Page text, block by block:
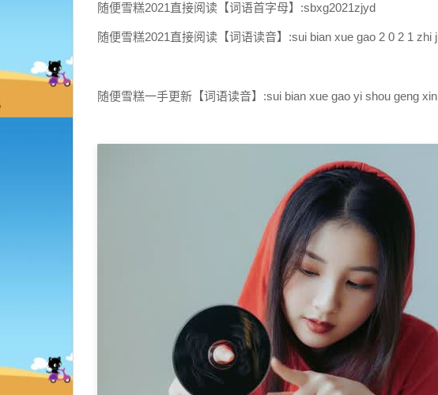
随便雪糕2021直接阅读【词语首字母】:sbxg2021zjyd
随便雪糕2021直接阅读【词语读音】:sui bian xue gao 2 0 2 1 zhi
随便雪糕一手更新【词语读音】:sui bian xue gao yi shou geng xin